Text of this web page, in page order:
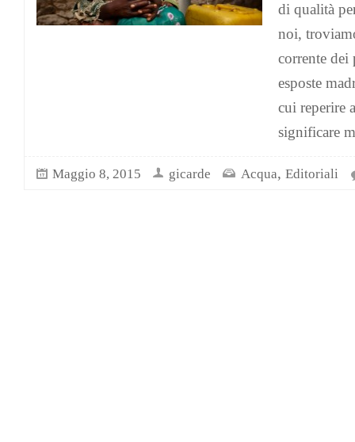
di qualità
noi,
corrente dei
esposte
cui reperire
significare
Maggio 8, 2015 gicarde Acqua, Editoriali